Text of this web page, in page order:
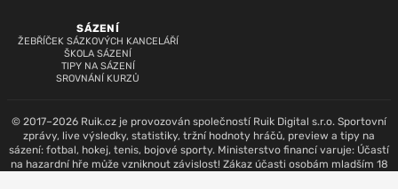
SÁZENÍ
ŽEBŘÍČEK SÁZKOVÝCH KANCELÁŘÍ
ŠKOLA SÁZENÍ
TIPY NA SÁZENÍ
SROVNÁNÍ KURZŮ
© 2017–2026 Ruik.cz je provozován společností Ruik Digital s.r.o. Sportovní
zprávy, live výsledky, statistiky, tržní hodnoty hráčů, preview a tipy na
sázení: fotbal, hokej, tenis, bojové sporty. Ministerstvo financí varuje: Účastí
na hazardní hře může vzniknout závislost! Zákaz účasti osobám mladším 18